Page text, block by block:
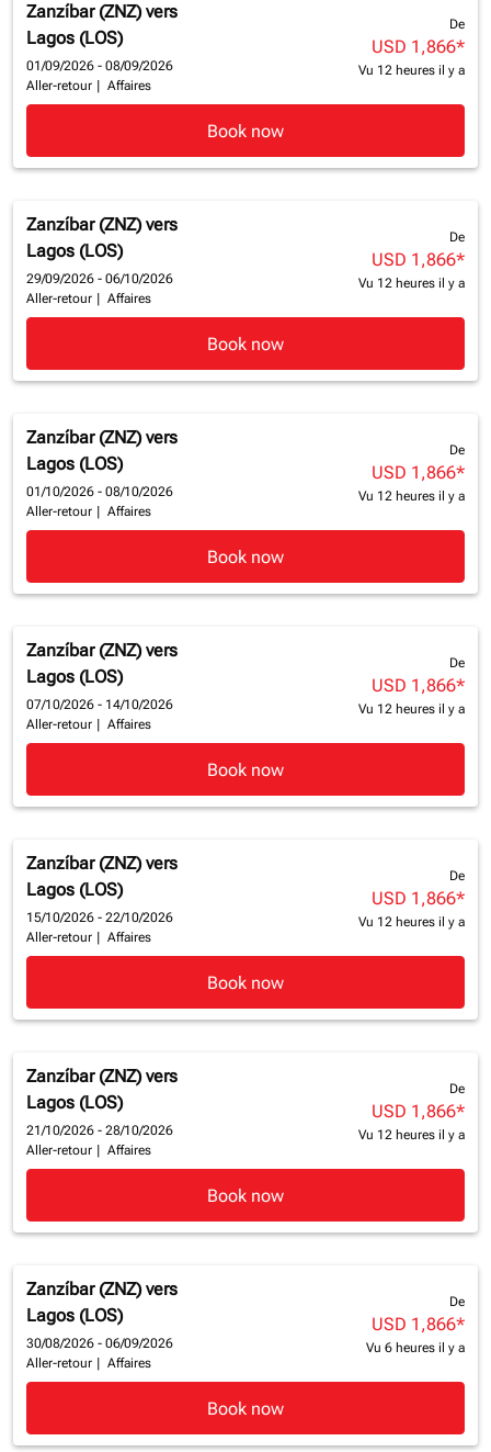
Zanzíbar (ZNZ) vers
Lagos (LOS)
01/09/2026 - 08/09/2026
Aller-retour
Affaires
De
USD 1,866*
Vu 12 heures il y a
Book now
Zanzíbar (ZNZ) vers
Lagos (LOS)
29/09/2026 - 06/10/2026
Aller-retour
Affaires
De
USD 1,866*
Vu 12 heures il y a
Book now
Zanzíbar (ZNZ) vers
Lagos (LOS)
01/10/2026 - 08/10/2026
Aller-retour
Affaires
De
USD 1,866*
Vu 12 heures il y a
Book now
Zanzíbar (ZNZ) vers
Lagos (LOS)
07/10/2026 - 14/10/2026
Aller-retour
Affaires
De
USD 1,866*
Vu 12 heures il y a
Book now
Zanzíbar (ZNZ) vers
Lagos (LOS)
15/10/2026 - 22/10/2026
Aller-retour
Affaires
De
USD 1,866*
Vu 12 heures il y a
Book now
Zanzíbar (ZNZ) vers
Lagos (LOS)
21/10/2026 - 28/10/2026
Aller-retour
Affaires
De
USD 1,866*
Vu 12 heures il y a
Book now
Zanzíbar (ZNZ) vers
Lagos (LOS)
30/08/2026 - 06/09/2026
Aller-retour
Affaires
De
USD 1,866*
Vu 6 heures il y a
Book now